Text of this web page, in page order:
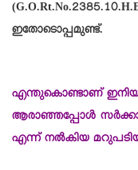
ഇതോടൊപ്പമുണ്ട്.
എന്തുകൊണ്ടാണ്
ആരാഞ്ഞപ്പോൾ
എന്ന് നൽകിയ